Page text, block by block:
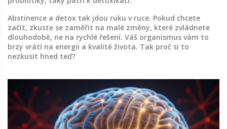
Abstinence a detox tak jdou ruku v ruce. Pokud chcete
začít, zkuste se zaměřit na malé změny, které zvládnete
dlouhodobě, ne na rychlé řešení. Váš organismus vám to
brzy vrátí na energii a kvalitě života. Tak proč si to
nezkusit hned teď?